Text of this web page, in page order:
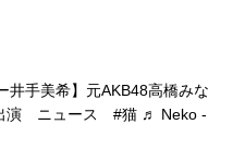
井手美希】元AKB48高橋みな
演 ニュース #猫 ♬ Neko -